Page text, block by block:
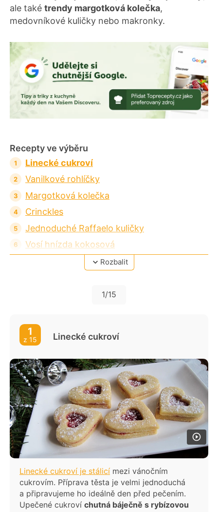
ale také trendy margotková kolečka,
medovníkové kuličky nebo makronky.
Recepty ve výběru
Linecké cukroví
Vanilkové rohlíčky
Margotková kolečka
Crinckles
Jednoduché Raffaelo kuličky
Vosí hnízda kokosová
Perníčky - měkké bez čekání
Kávová zrna - piškotová
Burisonové kuličky
Masarykovo cukroví - pravé
Tatrankové kuličky
Makronky
Rozbalit
1/15
1
z 15 Linecké cukroví
Linecké cukroví je stálicí mezi vánočním
cukrovím. Příprava těsta je velmi jednoduchá
a připravujeme ho ideálně den před pečením.
Upečené cukroví chutná báječně s rybízovou